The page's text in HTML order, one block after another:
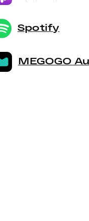
Spotify
MEGOGO